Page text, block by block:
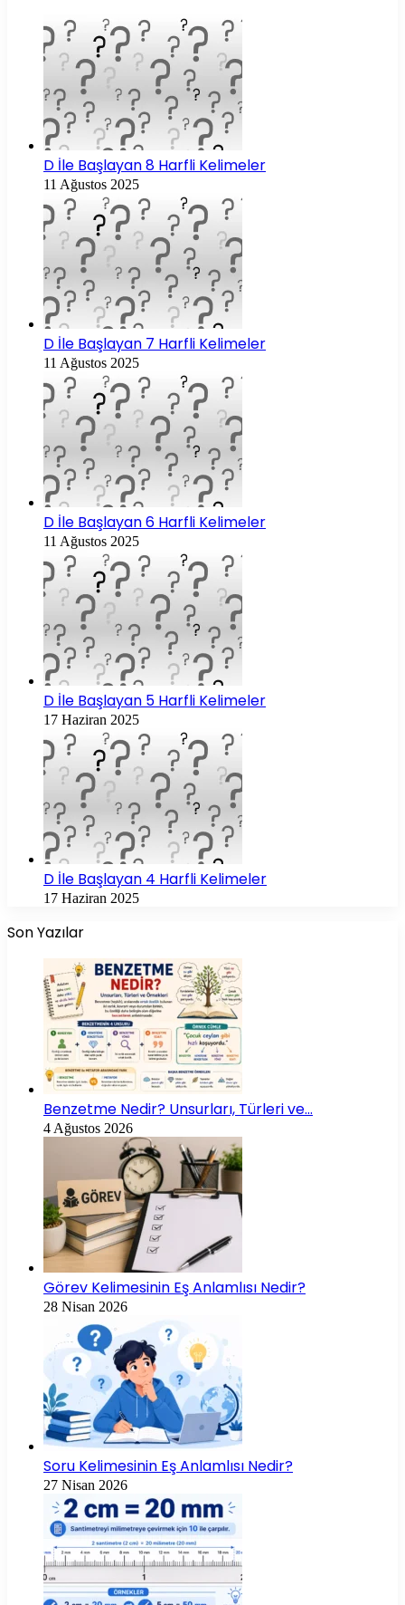
D İle Başlayan 8 Harfli Kelimeler
11 Ağustos 2025
D İle Başlayan 7 Harfli Kelimeler
11 Ağustos 2025
D İle Başlayan 6 Harfli Kelimeler
11 Ağustos 2025
D İle Başlayan 5 Harfli Kelimeler
17 Haziran 2025
D İle Başlayan 4 Harfli Kelimeler
17 Haziran 2025
Son Yazılar
Benzetme Nedir? Unsurları, Türleri ve…
4 Ağustos 2026
Görev Kelimesinin Eş Anlamlısı Nedir?
28 Nisan 2026
Soru Kelimesinin Eş Anlamlısı Nedir?
27 Nisan 2026